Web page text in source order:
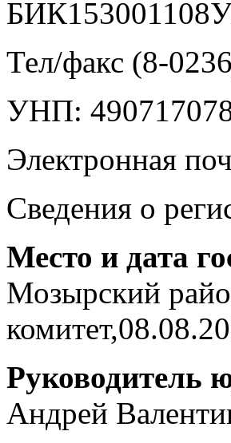
Тел/факс (8-
УНП:
Электронная
Сведения о
Место и дата
Мозырский
Руководитель
Андрей